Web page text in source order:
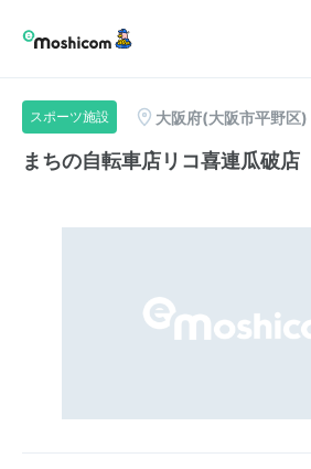
スポーツ施設 大阪府(大阪市平野区)
まちの自転車店リコ喜連瓜破店